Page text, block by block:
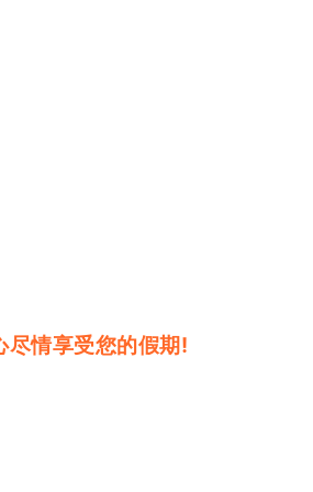
情享受您的假期!